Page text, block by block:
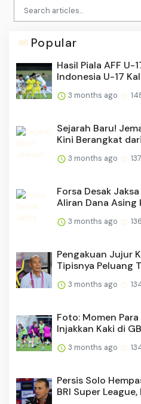
Popular
Hasil Piala AFF U-
Indonesia U-17
3 months ago
Sejarah Baru!
Kini Berangkat
3 months ago 137
Forsa Desak
Aliran Dana Asing
3 months ago 136
Pengakuan Jujur
Tipisnya Peluang
3 months ago
Foto: Momen
Injakkan Kaki di
3 months ago
Persis Solo
BRI Super League,